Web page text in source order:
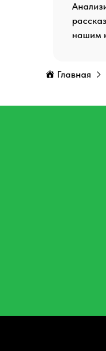
нашим
Главная